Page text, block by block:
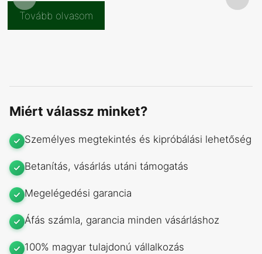
Tovább olvasom
Miért válassz minket?
Személyes megtekintés és kipróbálási lehetőség
Betanítás, vásárlás utáni támogatás
Megelégedési garancia
Áfás számla, garancia minden vásárláshoz
100% magyar tulajdonú vállalkozás